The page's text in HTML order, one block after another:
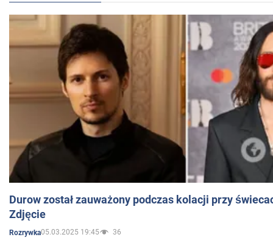
Durow został zauważony podczas kolacji przy
Zdjęcie
Rozrywka05.03.2025 19:45 36